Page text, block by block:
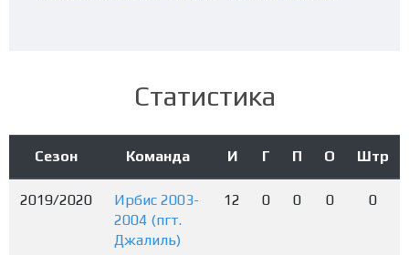
Статистика
Сезон Команда И Г П О Штр
2019/2020
Ирбис 2003-
2004 (пгт.
Джалиль)
12 0 0 0 0